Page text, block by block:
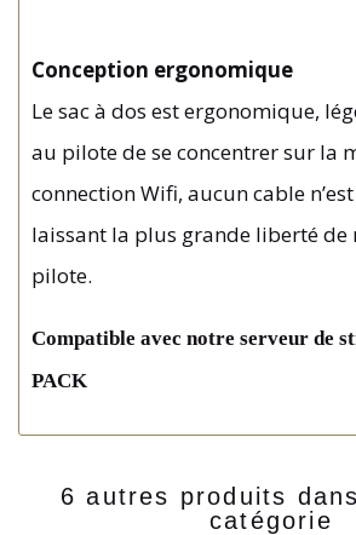
Conception ergonomique
Le sac à dos est ergonomique,
au pilote de se concentrer sur la
connection Wifi, aucun cable
laissant la plus grande liberté de
pilote.
Compatible avec notre serveur de
PACK
6 autres produits
catégorie